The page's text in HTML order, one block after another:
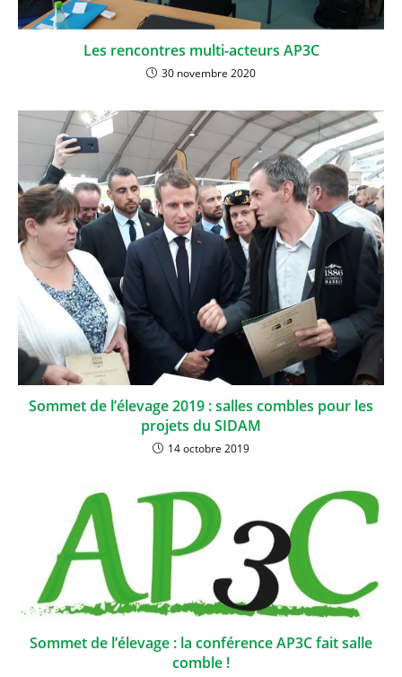
Les rencontres multi-acteurs AP3C
30 novembre 2020
Sommet de l’élevage 2019 : salles combles pour les
projets du SIDAM
14 octobre 2019
Sommet de l’élevage : la conférence AP3C fait salle
comble !